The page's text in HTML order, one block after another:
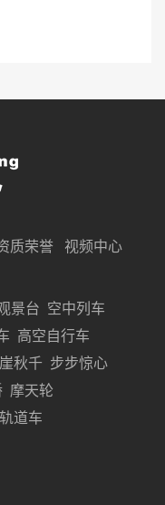
质荣誉 视频中心
景台 空中列车
高空自行车
秋千 步步惊心
摩天轮
轨道车